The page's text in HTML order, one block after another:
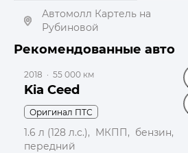
Автомолл Картель на
Рубиновой
Получить автотеку
Рекомендованные авто
2018 · 55 000 км
Kia Ceed
Оригинал ПТС
1.6 л (128 л.с.), МКПП, бензин,
передний